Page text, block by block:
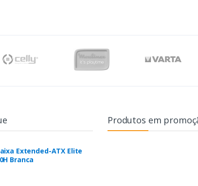
Extended-ATX Elite
Branca
Produtos em